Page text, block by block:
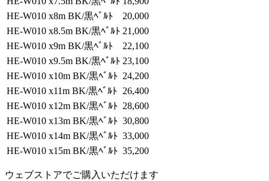
HE-W010 x8m BK/黒ﾍﾞﾙﾄ
20,000
HE-W010 x8.5m BK/黒ﾍﾞﾙﾄ 21,000
HE-W010 x9m BK/黒ﾍﾞﾙﾄ
22,100
HE-W010 x9.5m BK/黒ﾍﾞﾙﾄ 23,100
HE-W010 x10m BK/黒ﾍﾞﾙﾄ 24,200
HE-W010 x11m BK/黒ﾍﾞﾙﾄ
26,400
HE-W010 x12m BK/黒ﾍﾞﾙﾄ 28,600
HE-W010 x13m BK/黒ﾍﾞﾙﾄ 30,800
HE-W010 x14m BK/黒ﾍﾞﾙﾄ 33,000
HE-W010 x15m BK/黒ﾍﾞﾙﾄ 35,200
ウェブストアでご購入いただけます